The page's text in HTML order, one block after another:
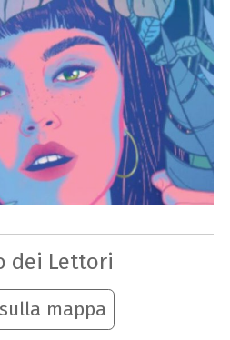
dei Lettori
mappa